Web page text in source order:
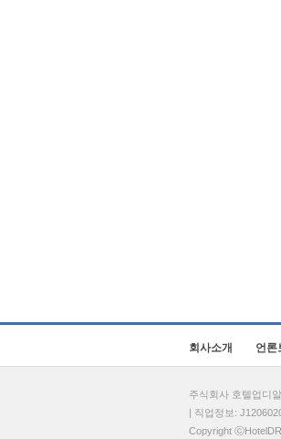
회사소개 언론
주식회사 호텔업디
| 직업정보:
Copyright